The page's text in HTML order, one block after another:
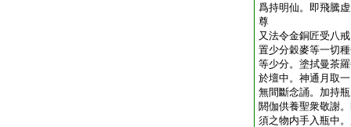
爲持明仙。即飛騰
尊
又法令金銅匠受八
置少分穀麥等一切
等少分。塗拭曼茶
於壇中。神通月取
無間斷念誦。加持
閼伽供養聖衆敬謝
須之物内手入瓶中